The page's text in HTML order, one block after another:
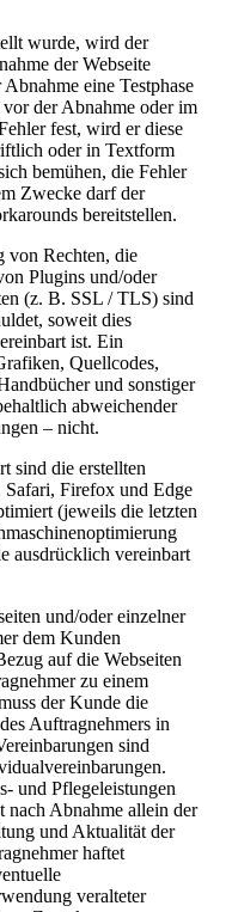
wurde, wird der
der Webseite
eine Testphase
der Abnahme oder im
fest, wird er diese
oder in Textform
bemühen, die Fehler
Zwecke darf der
bereitstellen.
von Rechten, die
Plugins und/oder
(z. B. SSL / TLS) sind
soweit dies
ist. Ein
Quellcodes,
und sonstiger
abweichender
– nicht.
sind die erstellten
Firefox und Edge
(jeweils die letzten
ausdrücklich vereinbart
und/oder einzelner
dem Kunden
auf die Webseiten
zu einem
der Kunde die
Auftragnehmers in
sind
und Pflegeleistungen
nach Abnahme allein der
und Aktualität der
haftet
veralteter